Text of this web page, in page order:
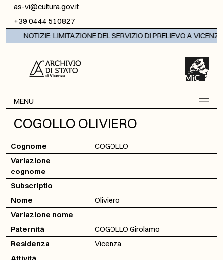
Vai al contenuto
as-vi@cultura.gov.it
+39 0444 510827
NOTIZIE: LIMITAZIONE DEL SERVIZIO DI PRELIEVO A VICENZA
MENU
COGOLLO OLIVIERO
Cognome
COGOLLO
Variazione
cognome
Subscriptio
Nome
Oliviero
Variazione nome
Paternità
COGOLLO Girolamo
Residenza
Vicenza
Attività